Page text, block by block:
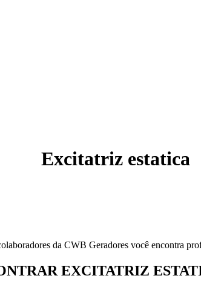
Excitatriz estatica
da CWB Geradores você encontra
EXCITATRIZ